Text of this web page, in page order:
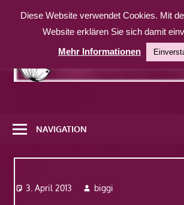
Inhalt
weitere
Website
NAVIGATION
3. April 2013 biggi
Diese Website verwendet Cookies. Mit
Website erklären Sie sich damit
Mehr Informationen